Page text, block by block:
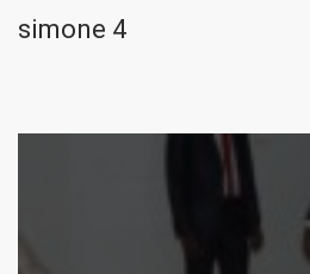
simone 4